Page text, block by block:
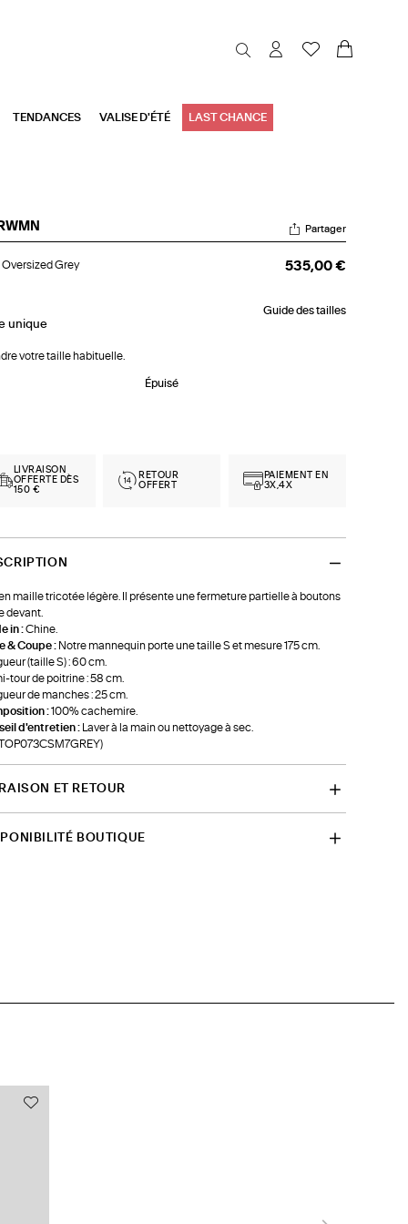
TENDANCES VALISE D'ÉTÉ LAST CHANCE
Partager
Oversized Grey 535,00 €
Guide des tailles
unique
votre taille habituelle.
Épuisé
LIVRAISON
OFFERTE DÈS
150 €
RETOUR
OFFERT
PAIEMENT EN
3X,4X
maille tricotée légère. Il présente une fermeture partielle à boutons
devant.
in :Chine.
& Coupe : Notre mannequin porte une taille S et mesure 175 cm.
(taille S) : 60 cm.
tour de poitrine : 58 cm.
de manches : 25 cm.
:100% cachemire.
d'entretien :
Laver à la main ou nettoyage à sec.
ET RETOUR
BOUTIQUE